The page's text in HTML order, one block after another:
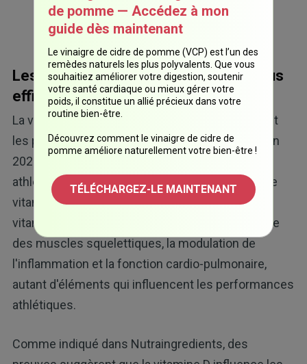
de 8 000 unités par jour.
Les directives personnalisées sont plus
efficaces que les directives uniques
La vitamine D joue un rôle crucial dans la santé et
les performances des athlètes. Un article paru en
2020 dans la revue Nutrients reconnaît que les
athlètes ont le même potentiel de faibles taux de
vitamine D que la population générale et que la
vitamine D joue un rôle crucial dans la croissance
des muscles squelettiques, la modulation de
l'inflammation et la fonction cardio-pulmonaire,
autant d'éléments qui influencent les performances
athlétiques.
Comme indiqué dans Nutraingredients, des
de pomme — Accédez à mon
guide dès maintenant
Le vinaigre de cidre de pomme (VCP) est l’un des
remèdes naturels les plus polyvalents. Que vous
souhaitiez améliorer votre digestion, soutenir
votre santé cardiaque ou mieux gérer votre
poids, il constitue un allié précieux dans votre
routine bien-être.
Découvrez comment le vinaigre de cidre de
pomme améliore naturellement votre bien-être !
TÉLÉCHARGEZ-LE MAINTENANT